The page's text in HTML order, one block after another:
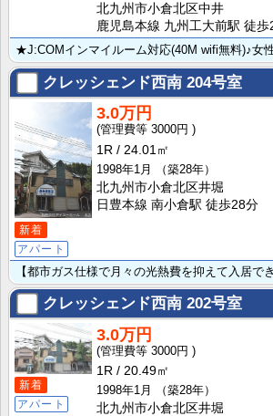
北九州市小倉北区中井
鹿児島本線 九州工大前駅 徒歩
クレッシェンド西南 204号室
新着
アパート
3.0万円
3000円
1R
24.01㎡
1998年1月
（築28年）
北九州市小倉北区井堀
日豊本線 南小倉駅 徒歩28分
クレッシェンド西南 202号室
新着
アパート
3.0万円
3000円
1R
20.49㎡
1998年1月
（築28年）
北九州市小倉北区井堀